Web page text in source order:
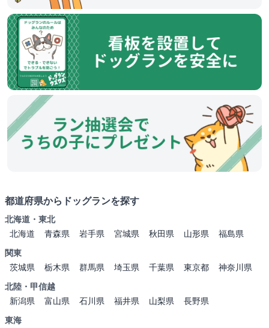
都道府県からドッグランを探す
北海道・東北
北海道
青森県 岩手県 宮城県 秋田県 山形県
福島県
関東
茨城県
栃木県 群馬県 埼玉県 千葉県 東京都
神奈川県
北陸・甲信越
新潟県
富山県 石川県 福井県 山梨県
長野県
東海